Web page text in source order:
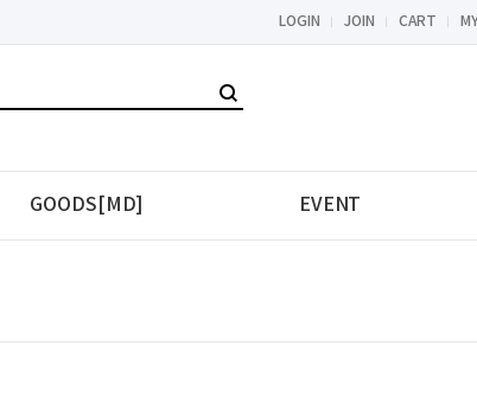
LOGIN JOIN CART
GOODS[MD] EVENT